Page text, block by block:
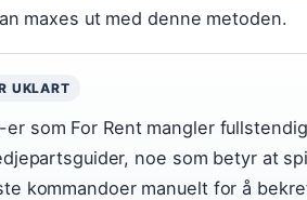
maxes ut med denne metoden.
UKLART
er som For Rent mangler
noe som betyr at
kommandoer manuelt for å